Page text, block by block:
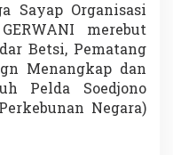
Sayap Organisasi
merebut
Betsi, Pematang
Menangkap dan
Pelda Soedjono
Negara)